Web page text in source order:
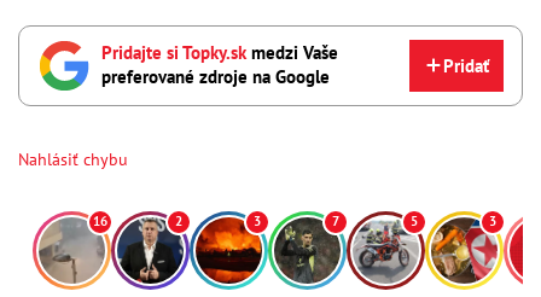
Pridajte si Topky.skmedzi Vaše
preferované zdroje na Google
Pridať
Nahlásiť chybu
16 2 3 7 5 3